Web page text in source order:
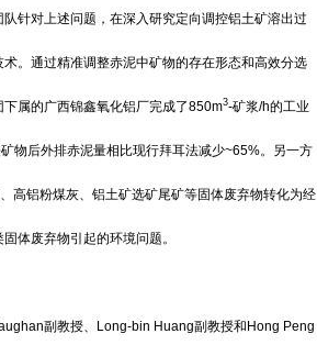
针对上述问题，在深入研究定向调控铝土矿溶出过
。通过精准调整赤泥中矿物的存在形态和高效分选
属的广西锦鑫氧化铝厂完成了850m3-矿浆/h的工业
物后外排赤泥量相比现行拜耳法减少~65%。另一方
高铝粉煤灰、铝土矿选矿尾矿等固体废弃物转化为经
体废弃物引起的环境问题。
副教授、Long-bin Huang副教授和Hong Peng